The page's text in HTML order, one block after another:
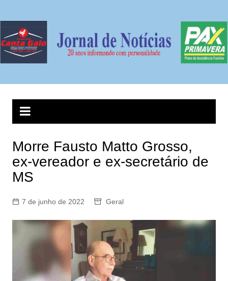
conteúdo
Morre Fausto Matto Grosso,
ex-vereador e ex-secretário de
MS
7 de junho de 2022 Geral